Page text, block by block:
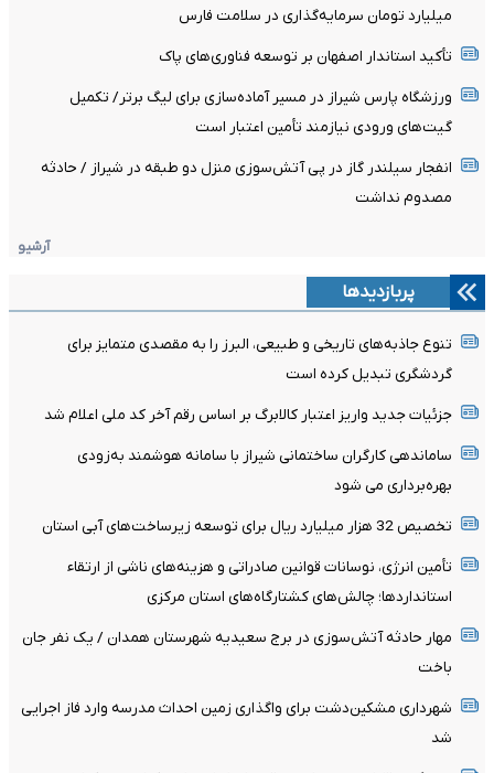
میلیارد تومان سرمایه‌گذاری در سلامت فارس
تأکید استاندار اصفهان بر توسعه فناوری‌های پاک
ورزشگاه پارس شیراز در مسیر آماده‌سازی برای لیگ برتر/ تکمیل
گیت‌های ورودی نیازمند تأمین اعتبار است
انفجار سیلندر گاز در پی آتش‌سوزی منزل دو طبقه در شیراز / حادثه
مصدوم نداشت
آرشیو
پربازدیدها
تنوع جاذبه‌های تاریخی و طبیعی، البرز را به مقصدی متمایز برای
گردشگری تبدیل کرده است
جزئیات جدید واریز اعتبار کالابرگ بر اساس رقم آخر کد ملی اعلام شد
ساماندهی کارگران ساختمانی شیراز با سامانه هوشمند به‌زودی
بهره‌برداری می شود
تخصیص 32 هزار میلیارد ریال برای توسعه زیرساخت‌های آبی استان
تأمین انرژی، نوسانات قوانین صادراتی و هزینه‌های ناشی از ارتقاء
استانداردها؛ چالش‌های کشتارگاه‌های استان مرکزی
مهار حادثه آتش‌سوزی در برج سعیدیه شهرستان همدان / یک نفر جان
باخت
شهرداری مشکین‌دشت برای واگذاری زمین احداث مدرسه وارد فاز اجرایی
شد